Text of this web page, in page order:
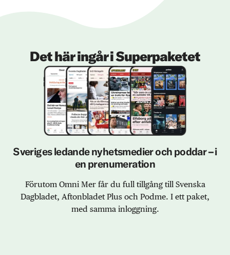
Det här ingår i Superpaketet
Sveriges ledande nyhetsmedier och poddar – i
en prenumeration
Förutom Omni Mer får du full tillgång till Svenska
Dagbladet, Aftonbladet Plus och Podme. I ett paket,
med samma inloggning.